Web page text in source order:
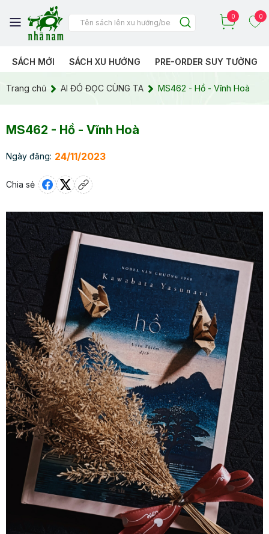
0 0
SÁCH MỚI SÁCH XU HƯỚNG PRE-ORDER SUY TƯỞNG
Trang chủ AI ĐÓ ĐỌC CÙNG TA MS462 - Hồ - Vĩnh Hoà
MS462 - Hồ - Vĩnh Hoà
Ngày đăng: 24/11/2023
Chia sẻ